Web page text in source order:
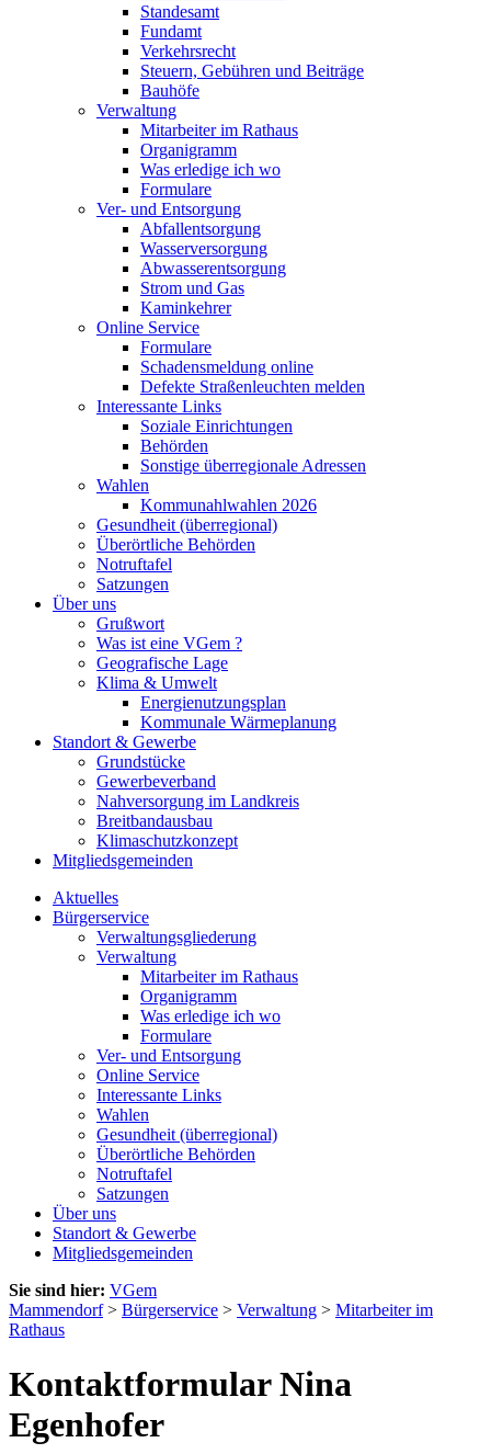
Standesamt
Fundamt
Verkehrsrecht
Steuern, Gebühren und Beiträge
Bauhöfe
Verwaltung
Mitarbeiter im Rathaus
Organigramm
Was erledige ich wo
Formulare
Ver- und Entsorgung
Abfallentsorgung
Wasserversorgung
Abwasserentsorgung
Strom und Gas
Kaminkehrer
Online Service
Formulare
Schadensmeldung online
Defekte Straßenleuchten melden
Interessante Links
Soziale Einrichtungen
Behörden
Sonstige überregionale Adressen
Wahlen
Kommunahlwahlen 2026
Gesundheit (überregional)
Überörtliche Behörden
Notruftafel
Satzungen
Über uns
Grußwort
Was ist eine VGem ?
Geografische Lage
Klima & Umwelt
Energienutzungsplan
Kommunale Wärmeplanung
Standort & Gewerbe
Grundstücke
Gewerbeverband
Nahversorgung im Landkreis
Breitbandausbau
Klimaschutzkonzept
Mitgliedsgemeinden
Aktuelles
Bürgerservice
Verwaltungsgliederung
Verwaltung
Mitarbeiter im Rathaus
Organigramm
Was erledige ich wo
Formulare
Ver- und Entsorgung
Online Service
Interessante Links
Wahlen
Gesundheit (überregional)
Überörtliche Behörden
Notruftafel
Satzungen
Über uns
Standort & Gewerbe
Mitgliedsgemeinden
Sie sind hier: VGem
Mammendorf> Bürgerservice > Verwaltung > Mitarbeiter im
Rathaus
Kontaktformular Nina
Egenhofer